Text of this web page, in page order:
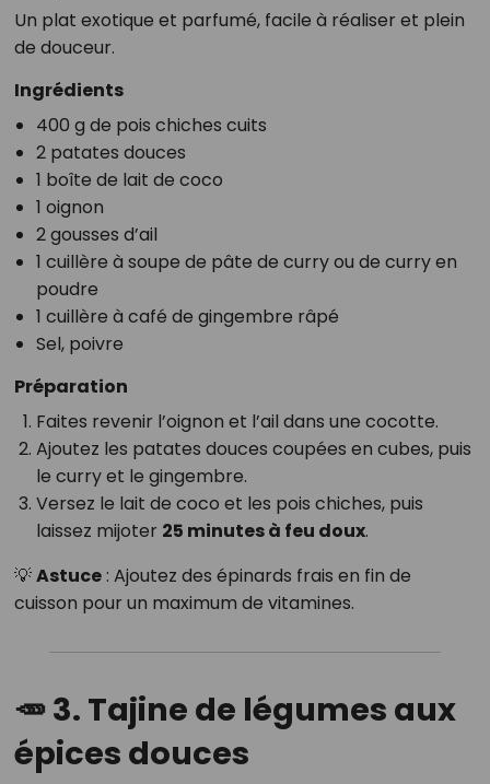
Un plat exotique et parfumé, facile à réaliser et plein
de douceur.
Ingrédients
400 g de pois chiches cuits
2 patates douces
1 boîte de lait de coco
1 oignon
2 gousses d’ail
1 cuillère à soupe de pâte de curry ou de curry en
poudre
1 cuillère à café de gingembre râpé
Sel, poivre
Préparation
Faites revenir l’oignon et l’ail dans une cocotte.
Ajoutez les patates douces coupées en cubes, puis
le curry et le gingembre.
Versez le lait de coco et les pois chiches, puis
laissez mijoter 25 minutes à feu doux.
💡Astuce: Ajoutez des épinards frais en fin de
cuisson pour un maximum de vitamines.
🥕 3. Tajine de légumes aux
épices douces